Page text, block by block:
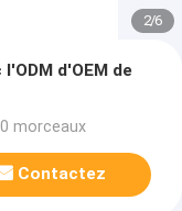
2/6
d'OEM de
morceaux
Contactez